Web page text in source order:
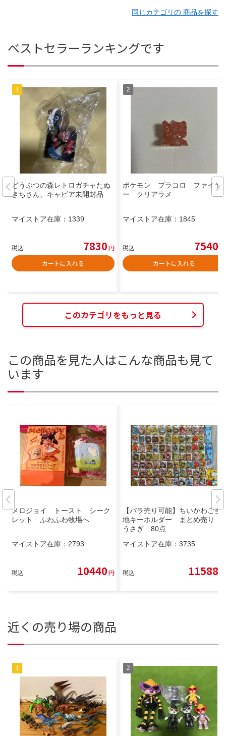
同じカテゴリの 商品を探す
ベストセラーランキングです
どうぶつの森レトロガチャたぬ
きちさん、キャビア未開封品
マイストア在庫： 1339
税込 7830円
カートに入れる
ポケモン プラコロ ファイヤ
ー クリアラメ
マイストア在庫： 1845
税込 7540
カートに入れる
このカテゴリをもっと見る
この商品を見た人はこんな商品も見て
います
メロジョイ トースト シーク
レット ふわふわ牧場へ
マイストア在庫： 2793
税込 10440円
【バラ売り可能】ちいかわご当
地キーホルダー まとめ売り
うさぎ 80点
マイストア在庫： 3735
税込 11588
近くの売り場の商品